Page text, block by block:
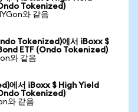
Tokenized)
와 같음
Tokenized)에서 iBoxx $
ETF (Ondo Tokenized)
와 같음
에서 iBoxx $ High Yield
Tokenized)
와 같음